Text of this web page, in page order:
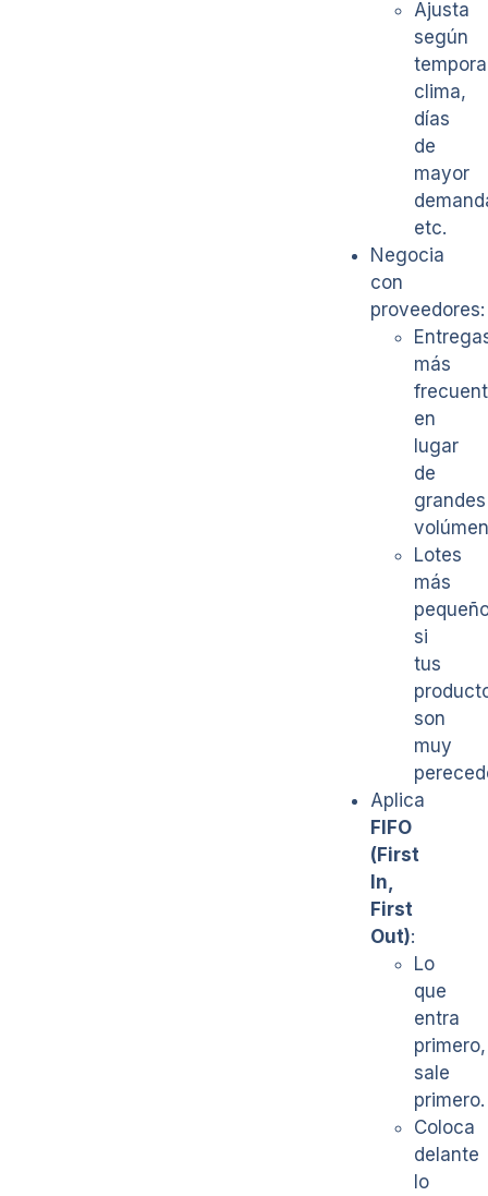
Ajusta
según
clima,
días
de
mayor
etc.
Negocia
con
proveedores:
más
en
lugar
de
grandes
Lotes
más
si
tus
son
muy
Aplica
FIFO
(First
In,
First
Out):
Lo
que
entra
primero,
sale
primero.
Coloca
delante
lo